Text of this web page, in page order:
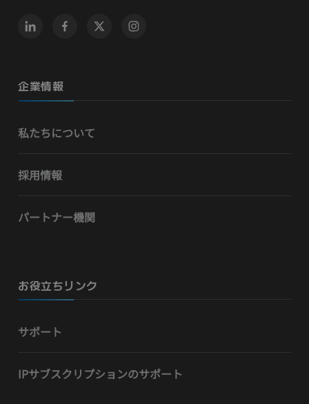
企業情報
私たちについて
採用情報
パートナー機関
お役立ちリンク
サポート
IPサブスクリプションのサポート